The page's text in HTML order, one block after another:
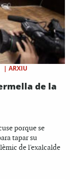
| ARXIU
de la
porque se
tapar su
de l'exalcalde